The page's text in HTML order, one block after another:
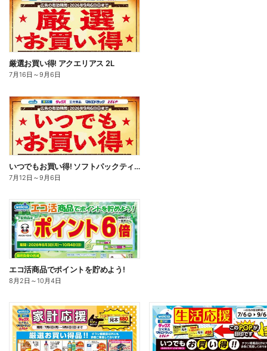
厳選お買い得! アクエリアス 2L
7月16日 ～9月6日
いつでもお買い得! ソフトパックティッシュ
7月12日 ～9月6日
エコ活商品でポイントを貯めよう!
8月2日 ～10月4日